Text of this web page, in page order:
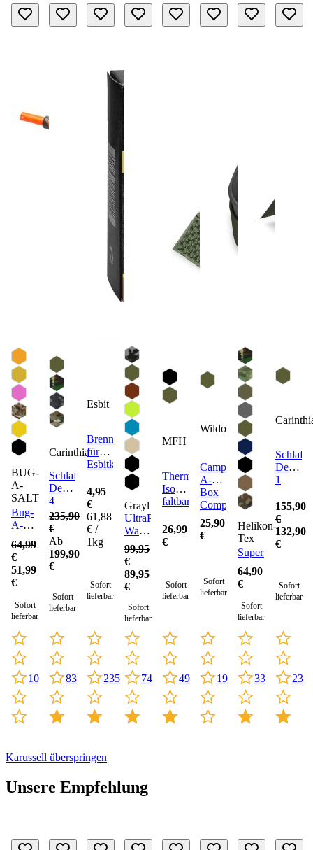
BUG-
A-
SALT
Bug-
A-
3.0
64,99
€
51,99
€
Sofort
lieferbar
10
Carinthia
Schlafsack
Defence
4
235,90
€
Ab
199,90
€
Sofort
lieferbar
83
Esbit
Brennstoff
für
Esbitkocher
4,95
€
61,88
€ /
1kg
Sofort
lieferbar
235
Grayl
UltraPress
Wasserfilter
Trinkflasche
99,95
€
89,95
€
Sofort
lieferbar
74
MFH
Thermo
Isomatte
faltbar
26,99
€
Sofort
lieferbar
49
Wildo
Camp-
A-
Box
Complete
Essgeschirr
Set
25,90
€
Sofort
lieferbar
19
Helikon-
Tex
Supertarp
64,90
€
Sofort
lieferbar
33
Defence
1
155,90
€
132,90
€
Sofort
lieferbar
23
Karussell überspringen
Unsere Empfehlung